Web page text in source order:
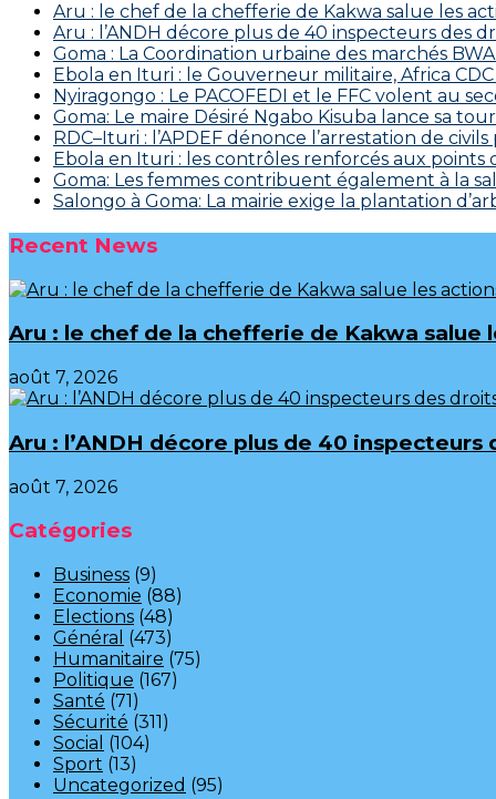
Aru : le chef de la chefferie de Kakwa salue les
Aru : l’ANDH décore plus de 40 inspecteurs des
Goma : La Coordination urbaine des marchés
Ebola en Ituri : le Gouverneur militaire, Africa
‎Nyiragongo : Le PACOFEDI et le FFC volent au
Goma: Le maire Désiré Ngabo Kisuba lance sa
RDC–Ituri : l’APDEF dénonce l’arrestation de
Ebola en Ituri : les contrôles renforcés aux points
Goma: Les femmes contribuent également à la
Salongo à Goma: La mairie exige la plantation
Recent News
Aru : le chef de la chefferie de Kakwa
août 7, 2026
Aru : l’ANDH décore plus de 40
août 7, 2026
Catégories
Business (9)
Economie (88)
Elections (48)
Général (473)
Humanitaire (75)
Politique (167)
Santé (71)
Sécurité (311)
Social (104)
Sport (13)
Uncategorized (95)